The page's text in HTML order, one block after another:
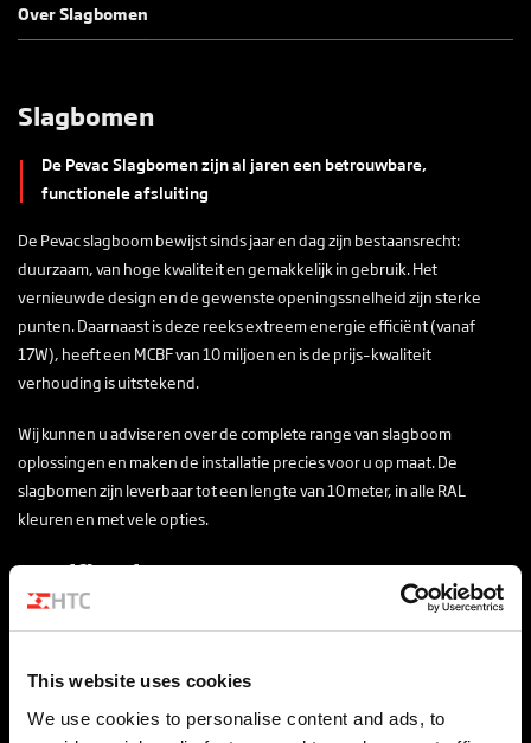
This website uses cookies
We use cookies to personalise content and ads, to
Over Slagbomen
Slagbomen
De Pevac Slagbomen zijn al jaren een betrouwbare,
functionele afsluiting
De Pevac slagboom bewijst sinds jaar en dag zijn bestaansrecht:
duurzaam, van hoge kwaliteit en gemakkelijk in gebruik. Het
vernieuwde design en de gewenste openingssnelheid zijn sterke
punten. Daarnaast is deze reeks extreem energie efficiënt (vanaf
17W), heeft een MCBF van 10 miljoen en is de prijs–kwaliteit
verhouding is uitstekend.
Wij kunnen u adviseren over de complete range van slagboom
oplossingen en maken de installatie precies voor u op maat. De
slagbomen zijn leverbaar tot een lengte van 10 meter, in alle RAL
kleuren en met vele opties.
Certificeringen